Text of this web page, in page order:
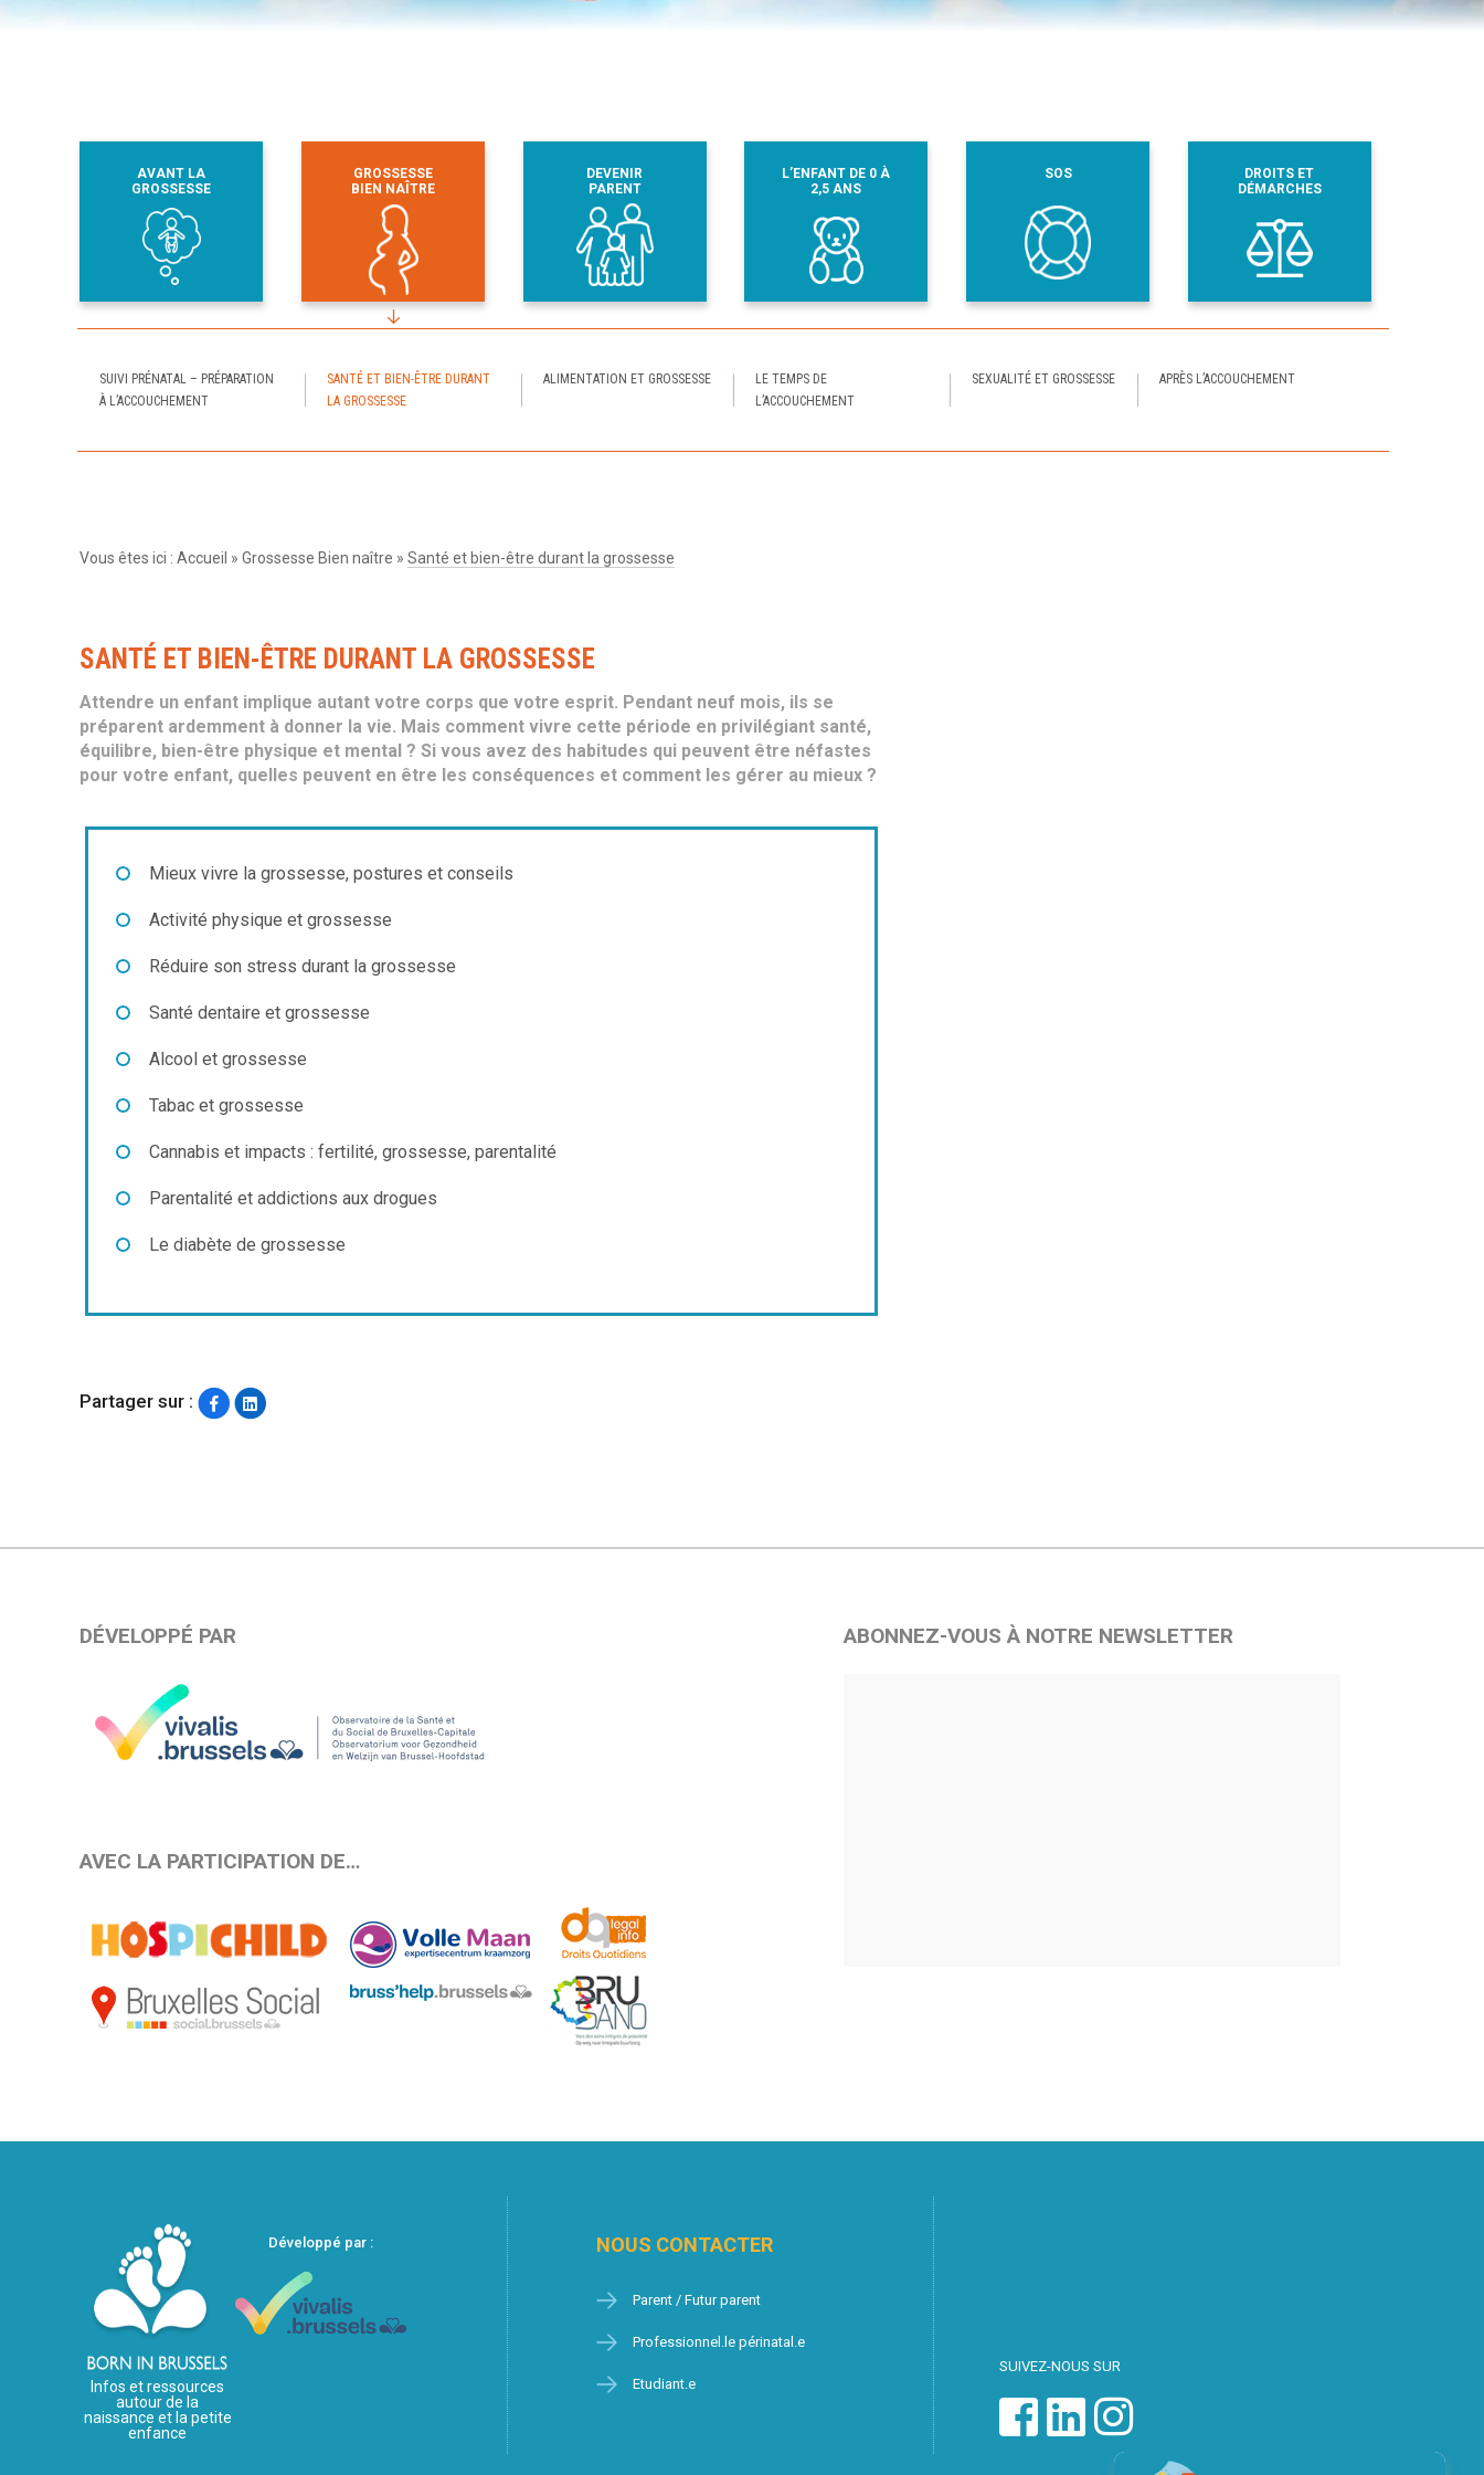
AVANT LA
GROSSESSE
GROSSESSE
BIEN NAÎTRE
SUIVI PRÉNATAL – PRÉPARATION
À L’ACCOUCHEMENT
SANTÉ ET BIEN-ÊTRE DURANT
LA GROSSESSE
ALIMENTATION ET GROSSESSE
LE TEMPS DE
L’ACCOUCHEMENT
SEXUALITÉ ET GROSSESSE APRÈS L’ACCOUCHEMENT
DEVENIR
PARENT
L’ENFANT DE 0 À
2,5 ANS
SOS
DROITS ET
DÉMARCHES
Vous êtes ici : Accueil » Grossesse Bien naître » Santé et bien-être durant la grossesse
SANTÉ ET BIEN-ÊTRE DURANT LA GROSSESSE
Attendre un enfant implique autant votre corps que votre esprit. Pendant neuf mois, ils se
préparent ardemment à donner la vie. Mais comment vivre cette période en privilégiant santé,
équilibre, bien-être physique et mental ? Si vous avez des habitudes qui peuvent être néfastes
pour votre enfant, quelles peuvent en être les conséquences et comment les gérer au mieux ?
Mieux vivre la grossesse, postures et conseils
Activité physique et grossesse
Réduire son stress durant la grossesse
Santé dentaire et grossesse
Alcool et grossesse
Tabac et grossesse
Cannabis et impacts : fertilité, grossesse, parentalité
Parentalité et addictions aux drogues
Le diabète de grossesse
Partager sur :
DÉVELOPPÉ PAR
AVEC LA PARTICIPATION DE…
ABONNEZ-VOUS À NOTRE NEWSLETTER
Infos et ressources
autour de la
naissance et la petite
enfance
Développé par : NOUS CONTACTER
Parent / Futur parent
Professionnel.le périnatal.e
Etudiant.e
SUIVEZ-NOUS SUR